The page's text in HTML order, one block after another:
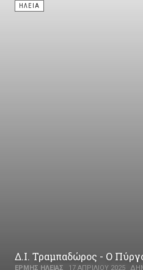
ΗΛΕΊΑ
Δ.Ι. Τραμπαδώρος - Ο
ΕΡΜΉΣ ΗΛΕΊΑΣ 17 ΑΠΡΙΛΊΟΥ 2025